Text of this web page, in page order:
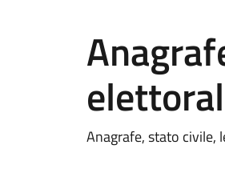
Anagrafe, stato civile,